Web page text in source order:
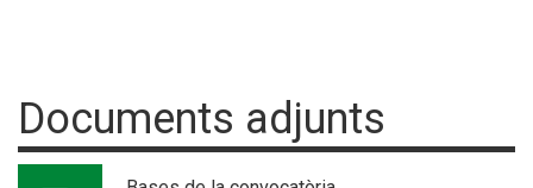
Documents adjunts